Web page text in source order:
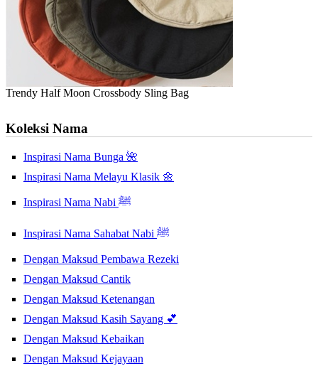
Trendy Half Moon Crossbody Sling Bag
Koleksi Nama
Inspirasi Nama Bunga 🌺
Inspirasi Nama Melayu Klasik 🌼
Inspirasi Nama Nabi ﷺ
Inspirasi Nama Sahabat Nabi ﷺ
Dengan Maksud Pembawa Rezeki
Dengan Maksud Cantik
Dengan Maksud Ketenangan
Dengan Maksud Kasih Sayang 💕
Dengan Maksud Kebaikan
Dengan Maksud Kejayaan